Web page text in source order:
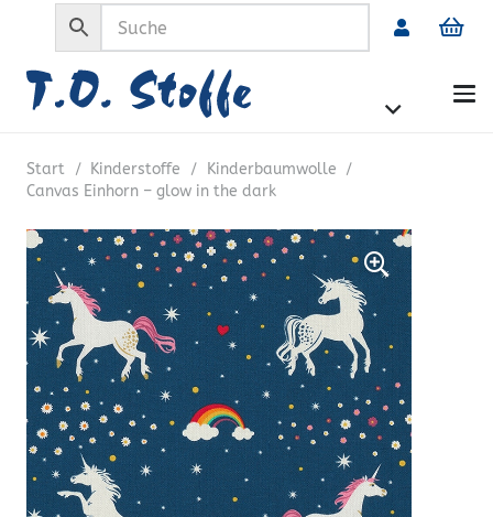
Start / Kinderstoffe / Kinderbaumwolle /
Canvas Einhorn – glow in the dark